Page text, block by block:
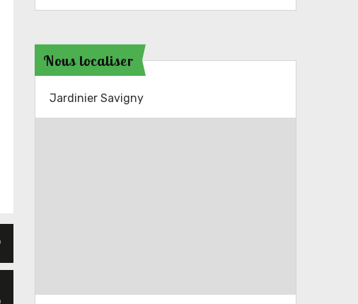
Nous localiser
Jardinier Savigny